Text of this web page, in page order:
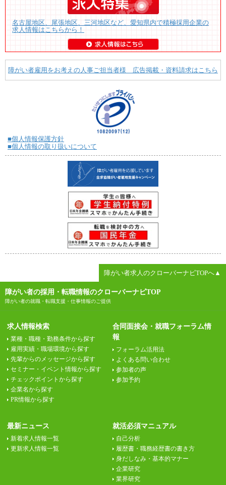
名古屋地区、尾張地区、三河地区など、愛知県内で積極採用企業の
求人情報はこちらから！
障がい者雇用をお考えの人事ご担当者様 広告掲載・資料請求はこちら
■個人情報保護方針
■個人情報の取り扱いについて
障がい者求人のクローバーナビTOPへ▲
障がい者の採用・転職情報のクローバーナビTOP
障がい者の就職・転職支援・仕事情報のご提供
求人情報検索
業種・職種・勤務条件から探す
雇用実績・職場環境から探す
先輩からのメッセージから探す
セミナー・イベント情報から探す
チェックポイントから探す
企業名から探す
PR情報から探す
合同面接会・就職フォーラム情
報
フォーラム活用法
よくある問い合わせ
参加者の声
参加予約
最新ニュース
新着求人情報一覧
更新求人情報一覧
就活必須マニュアル
自己分析
履歴書・職務経歴書の書き方
身だしなみ・基本的マナー
企業研究
業界研究